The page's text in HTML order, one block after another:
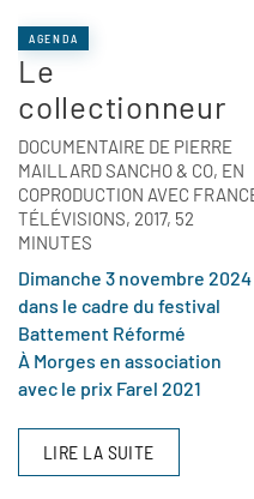
AGENDA
Le
collectionneur
DOCUMENTAIRE DE PIERRE
MAILLARD SANCHO & CO, EN
COPRODUCTION AVEC
TÉLÉVISIONS, 2017, 52
MINUTES
Dimanche 3 novembre 2024
dans le cadre du festival
Battement Réformé
À Morges en association
avec le prix Farel 2021
LIRE LA SUITE